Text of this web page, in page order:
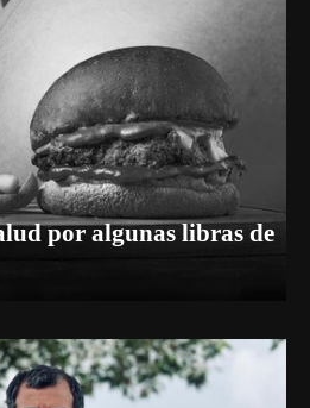
por algunas libras de